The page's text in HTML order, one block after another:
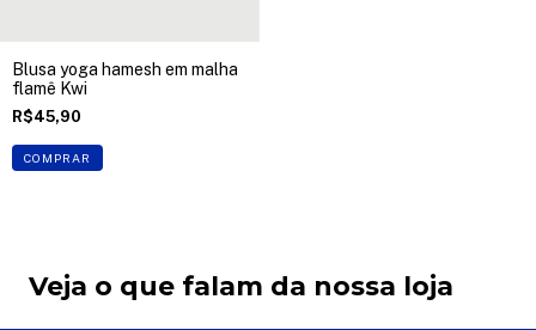
Blusa yoga hamesh em malha
flamê Kwi
R$45,90
COMPRAR
Veja o que falam da nossa loja